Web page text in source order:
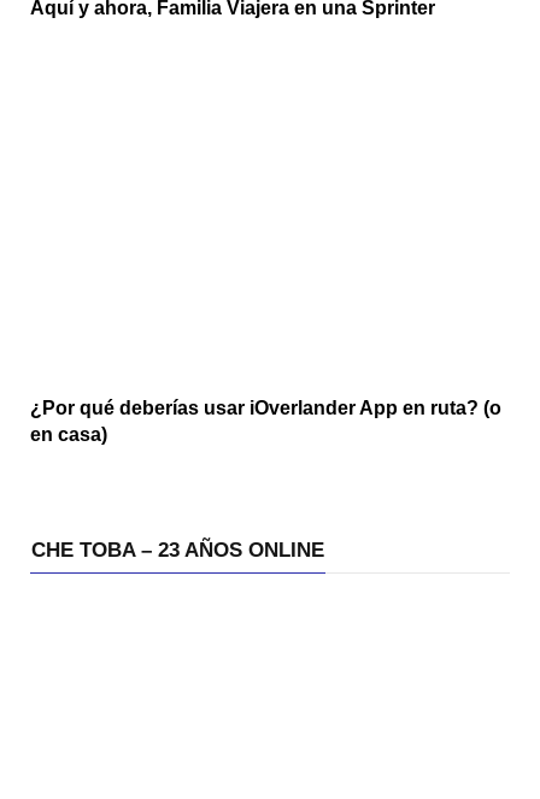
Aquí y ahora, Familia Viajera en una Sprinter
¿Por qué deberías usar iOverlander App en ruta? (o
en casa)
CHE TOBA – 23 AÑOS ONLINE